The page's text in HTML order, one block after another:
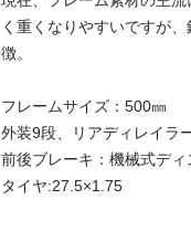
く重くなりやすいですが
徴。
フレームサイズ：500㎜
外装9段、リアディレイラ
前後ブレーキ：機械式ディ
タイヤ:27.5×1.75